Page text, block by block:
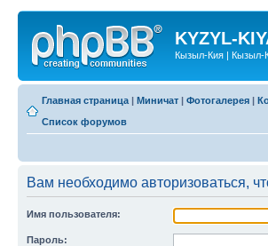
KYZYL-
Кызыл-Кия | Кызыл-
Главная страница | Миничат | Фотогалерея |
Список форумов
Вам необходимо авторизоваться,
Имя пользователя:
Пароль: